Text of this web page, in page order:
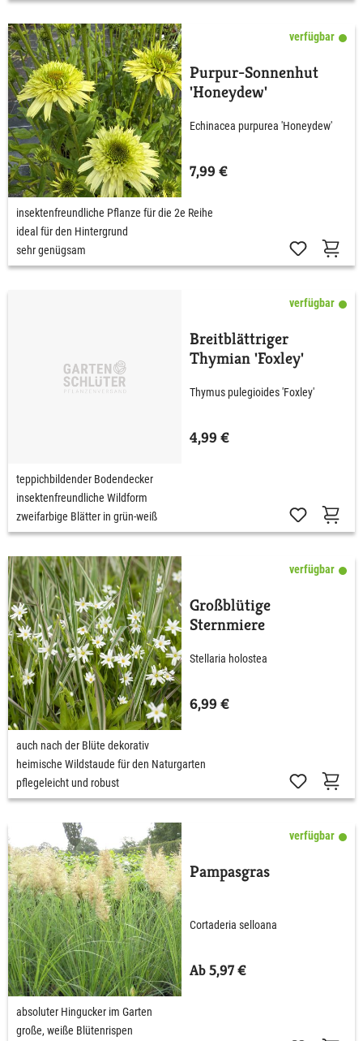
verfügbar
Purpur-Sonnenhut
'Honeydew'
Echinacea purpurea 'Honeydew'
7,99 €
insektenfreundliche Pflanze für die 2e Reihe
ideal für den Hintergrund
sehr genügsam
verfügbar
Breitblättriger
Thymian 'Foxley'
Thymus pulegioides 'Foxley'
4,99 €
teppichbildender Bodendecker
insektenfreundliche Wildform
zweifarbige Blätter in grün-weiß
verfügbar
Großblütige
Sternmiere
Stellaria holostea
6,99 €
auch nach der Blüte dekorativ
heimische Wildstaude für den Naturgarten
pflegeleicht und robust
verfügbar
Pampasgras
Cortaderia selloana
Ab 5,97 €
absoluter Hingucker im Garten
große, weiße Blütenrispen